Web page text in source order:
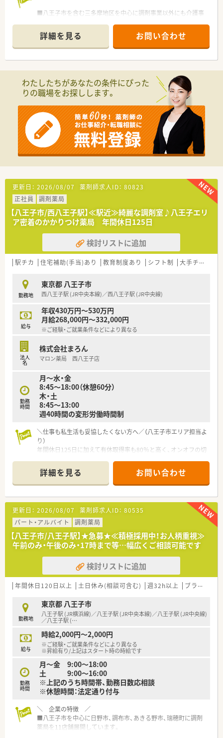
ります）での働き方も選択可能です。
10h/月、有休消化率は約88％となっています。
■お子様が小学校に入学されるまで、最大1日2時間まで短縮で
きるなど大手チェーン薬局並みの育児時短制度が整っています。
■全社員に対して専門分野におけるテストを月2回行う他、勉強
会を開いたり、いろいろな研修講習にも参加しています。
■海外研修の実施もあり、アメリカもしくはヨーロッパで先端医
療に触れる機会もございます。（7～10日程度）
■実務実習指導薬剤師が複数名在籍しており、新卒薬剤師も毎年
採用しています。
＼こんな方におすすめ／
■東京多摩地区に集中して店舗展開をしていますので、転居を伴
う転勤もなく地域に根付いたご就業が可能です。
■総合病院前薬局や広域型薬局、在宅特化型薬局など幅広く様々
■今後も着実に新店舗展開をしていきますので、薬局長やマネー
ジャーなどキャリアップしたい方も大歓迎です☆
■八王子市を含む三多摩地区を中心に調剤事業以外にも介護事
行っています。
■ドミナント展開で一定エリアに店舗が集中しているため、地域
密着の医療が実現できるとともに、転居を伴う異動もないため、
■在宅業務にも以前から積極的に取り組んでおり、このエリアで
はトップクラスの件数を誇ります。そのため、最新の監査機を導
入するなど業務の効率化、薬剤師の負担軽減も図っています。
■年間休日125日程度、有給休暇取得率は80％、残業は月10時間
程度と仕事とお休みのメリハリが効きワークライフバランスが
とれる環境です。
■社員の自主性を大事にしており、若手社員の意見も取り入れて
くれるなど、社員と社長との垣根が低く、雰囲気やチームワーク
を大事にしています。
■要職のポジションも複数あり、チャレンジしたいという自主性
を大事にしてくれる社風がございます。
詳細を見る お問い合わせ
わたしたちがあなたの条件にぴった
りの職場をお探しします。
更新日： 2026/08/07 薬剤師求人ID： 80823
正社員
調剤薬局
【八王子市/西八王子駅】≪駅近≫綺麗な調剤室♪八王子エリ
ア密着のかかりつけ薬局 年間休日125日
検討リストに追加
駅チカ 住宅補助(手当)あり 教育制度あり シフト制 大手チェーン以外
勤務地
東京都 八王子市
西八王子駅 (JR中央本線)／西八王子駅 (JR中央線)
給与
年収430万円～530万円
月給268,000円～332,000円
※ご経験・ご就業条件などにより異なる
法人
名
株式会社まろん
マロン薬局 西八王子店
勤務
時間
月～水・金
8:45～18:00（休憩60分）
木・土
8:45～13:00
週40時間の変形労働時間制
＼仕事も私生活も妥協したくない方へ／（八王子市エリア担当よ
り）
年間休日125日に加えて有休取得率も80％と高く、オンオフの切
自分時間を大切にしながら働けますよ。
＊------------------------------------------＊
【店舗情報と応需状況について】
■JR中央本線の西八王子駅から徒歩5分という好立地にあり、毎
日の通勤ストレスが少ない非常に利便性の高い店舗でございま
す。
■近隣のクリニックより泌尿器科をメインに応需しており、1日
平均60枚程度の処方箋を落ち着いた環境で取り扱っておりま
す。
■泌尿器科疾患に関する専門的な知見を深めることが可能であ
り、特定の科目でスキルを磨きたい薬剤師の方に最適な環境で
す。
■欠員補充に伴い、即戦力として調剤業務を正確に遂行できる
20代から40代前半までの正社員薬剤師の方を募集しておりま
す。
■将来的に管理薬剤師やマネージャー職へのステップアップを
目指す、成長意欲と責任感をお持ちの若い世代の方を歓迎いたし
ます。
■地域住民の健康を支えるパートナーとして、明るく丁寧な服薬
指導を行い、周囲と円滑に連携できる協調性を求めております。
【勤務実態について】
■年間休日は125日と非常に多く、有給休暇も法定通り付与され
す。
■残業時間は月平均10時間程度と少なく、さらに1分単位で残業
代が支給されるため、ワークライフバランスを重視する方に最適
詳細を見る お問い合わせ
更新日： 2026/08/07 薬剤師求人ID： 80535
パート・アルバイト
調剤薬局
【八王子市/八王子駅】★急募★≪積極採用中！お人柄重視≫
午前のみ・午後のみ・17時まで等…幅広くご相談可能です
検討リストに追加
年間休日120日以上 土日休み(相談可含む) 週32h以上 ブランク可
勤務地
東京都 八王子市
八王子駅 (JR横浜線)／八王子駅 (JR中央本線)／八王子駅 (JR中央線)
／八王子駅 (…
給与
時給2,000円～2,000円
※ご経験・ご就業条件などにより異なる
※昇給有り/上記はスタート時の時給です
勤務
時間
月～金 9:00～18:00
土 9:00～16:00
※上記のうち時間帯、勤務日数応相談
※休憩時間：法定通り付与
＼ 企業の特徴 ／
■八王子市を中心に日野市、調布市、あきる野市、瑞穂町に調剤
薬局を11店舗展開しています。